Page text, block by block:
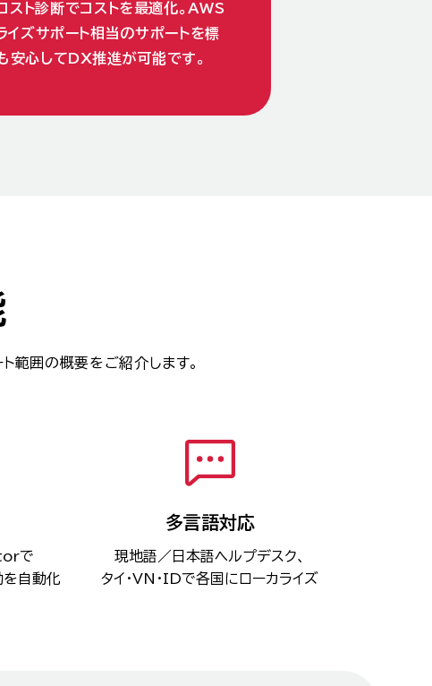
ト診断でコストを最適化。AWS
ズサポート相当のサポートを標
安心してDX推進が可能です。
範囲の概要をご紹介します。
で
を自動化
多言語対応
現地語／日本語ヘルプデスク、
タイ・VN・IDで各国にローカライズ